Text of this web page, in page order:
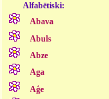
Alfabētiski:
Abava
Abuls
Abze
Aga
Aģe